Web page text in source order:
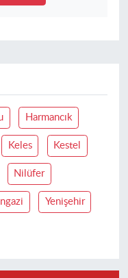
Harmancık
Keles Kestel
Nilüfer
Yenişehir